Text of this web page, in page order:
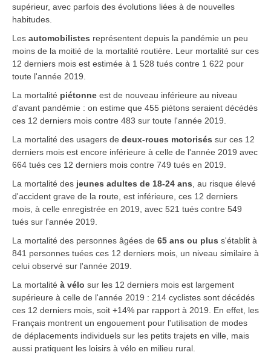
supérieur, avec parfois des évolutions liées à de nouvelles
habitudes.
Les automobilistes représentent depuis la pandémie un peu
moins de la moitié de la mortalité routière. Leur mortalité sur ces
12 derniers mois est estimée à 1 528 tués contre 1 622 pour
toute l'année 2019.
La mortalité piétonne est de nouveau inférieure au niveau
d'avant pandémie : on estime que 455 piétons seraient décédés
ces 12 derniers mois contre 483 sur toute l'année 2019.
La mortalité des usagers de deux-roues motorisés sur ces 12
derniers mois est encore inférieure à celle de l'année 2019 avec
664 tués ces 12 derniers mois contre 749 tués en 2019.
La mortalité des jeunes adultes de 18-24 ans , au risque élevé
d'accident grave de la route, est inférieure, ces 12 derniers
mois, à celle enregistrée en 2019, avec 521 tués contre 549
tués sur l'année 2019.
La mortalité des personnes âgées de 65 ans ou plus s'établit à
841 personnes tuées ces 12 derniers mois, un niveau similaire à
celui observé sur l'année 2019.
La mortalité à vélo sur les 12 derniers mois est largement
supérieure à celle de l'année 2019 : 214 cyclistes sont décédés
ces 12 derniers mois, soit +14% par rapport à 2019. En effet, les
Français montrent un engouement pour l'utilisation de modes
de déplacements individuels sur les petits trajets en ville, mais
aussi pratiquent les loisirs à vélo en milieu rural.